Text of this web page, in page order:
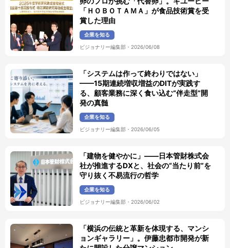
「ＨＯＢＯＴＡＭＡ」が食品技術賞を受
賞した理由
企業を知る
ビジョナリー編集部・ 2026/06/08
「システムは作って終わりではない」
——15期連続増収増益のDITが実践す
る、顧客業務に深く食い込む“伴走型”開
発の真髄
企業を知る
ビジョナリー編集部・ 2026/06/05
「建物を健やかに」――日本管財株式会
社が推進するDXと、社会の“当たり前”を
守り抜く不易流行の哲学
企業を知る
ビジョナリー編集部・ 2026/06/02
「横浜の伝統と革新を体現する、マンシ
ョンギャラリー」。伊藤忠都市開発が新